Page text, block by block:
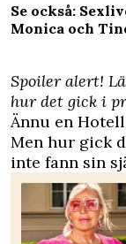
Se också:
Monica och
Spoiler alert!
hur det gick i
Ännu en
Men hur gick
inte fann sin